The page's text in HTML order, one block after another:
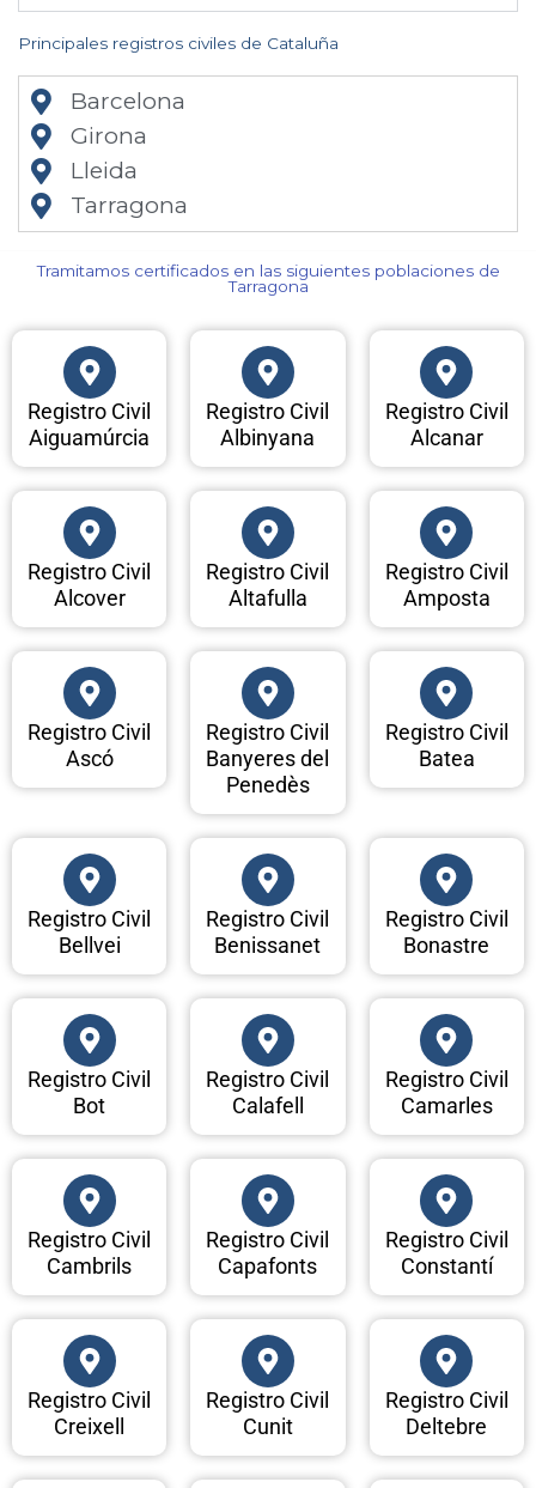
Principales registros civiles de Cataluña
Barcelona
Girona
Lleida
Tarragona
Tramitamos certificados en las siguientes poblaciones de
Tarragona​
Registro Civil
Aiguamúrcia
Registro Civil
Albinyana
Registro Civil
Alcanar
Registro Civil
Alcover
Registro Civil
Altafulla
Registro Civil
Amposta
Registro Civil
Ascó
Registro Civil
Banyeres del
Penedès
Registro Civil
Batea
Registro Civil
Bellvei
Registro Civil
Benissanet
Registro Civil
Bonastre
Registro Civil
Bot
Registro Civil
Calafell
Registro Civil
Camarles
Registro Civil
Cambrils
Registro Civil
Capafonts
Registro Civil
Constantí
Registro Civil
Creixell
Registro Civil
Cunit
Registro Civil
Deltebre